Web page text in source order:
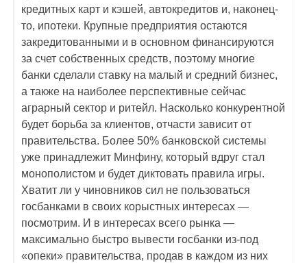
кредитных карт и кэшей, автокредитов и, наконец-
то, ипотеки. Крупные предприятия остаются
закредитованными и в основном финансируются
за счет собственных средств, поэтому многие
банки сделали ставку на малый и средний бизнес,
а также на наиболее перспективные сейчас
аграрный сектор и ритейл. Насколько конкурентной
будет борьба за клиентов, отчасти зависит от
правительства. Более 50% банковской системы
уже принадлежит Минфину, который вдруг стал
монополистом и будет диктовать правила игры.
Хватит ли у чиновников сил не пользоваться
госбанками в своих корыстных интересах —
посмотрим. И в интересах всего рынка —
максимально быстро вывести госбанки из-под
«опеки» правительства, продав в каждом из них